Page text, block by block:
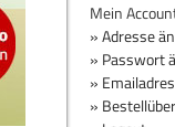
Mein
» Adresse
» Passwort
»
»